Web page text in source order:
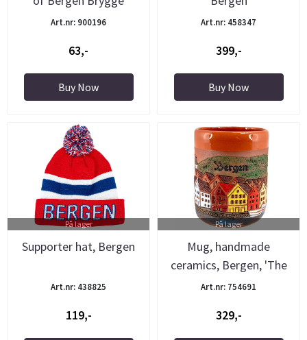
Art.nr: 900196
63,-
Buy Now
Art.nr: 458347
399,-
Buy Now
På lager
Supporter hat, Bergen
Art.nr: 438825
119,-
På lager
Mug, handmade
ceramics, Bergen, 'The
Pottery'
Art.nr: 754691
329,-